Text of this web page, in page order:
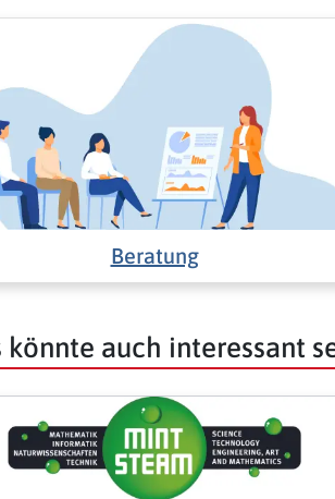
Beratung
könnte auch interessant